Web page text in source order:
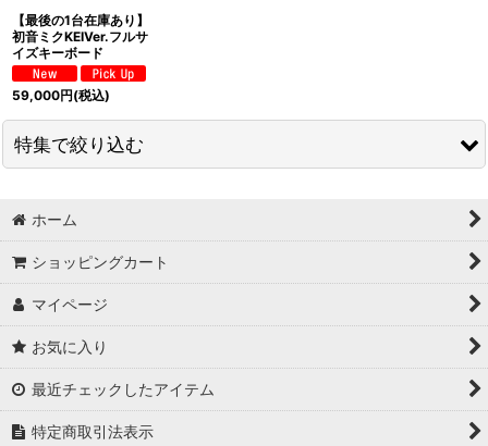
【最後の1台在庫あり】
初音ミクKEIVer.フルサ
イズキーボード
59,000円(税込)
特集で絞り込む
コモドール64
カプコン
Nubia
VALVE
ホーム
ショッピングカート
マイページ
お気に入り
最近チェックしたアイテム
特定商取引法表示